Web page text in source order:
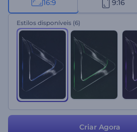
serviços, introduções ou encerramentos
cinematográficas e muito mais. Crie
desde o primeiro momento!
16:9 9:16
Estilos disponíveis (6)
Criar Agora